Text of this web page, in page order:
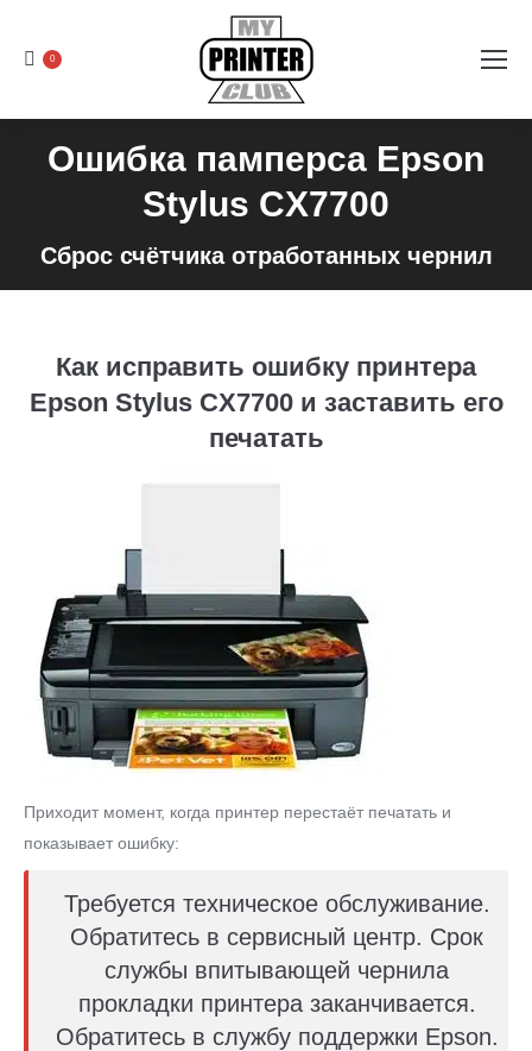
0
Ошибка памперса Epson
Stylus CX7700
Сброс счётчика отработанных чернил
Как исправить ошибку принтера
Epson Stylus CX7700 и заставить его
печатать
Приходит момент, когда принтер перестаёт печатать и
показывает ошибку:
Требуется техническое обслуживание.
Обратитесь в сервисный центр. Срок
службы впитывающей чернила
прокладки принтера заканчивается.
Обратитесь в службу поддержки Epson.